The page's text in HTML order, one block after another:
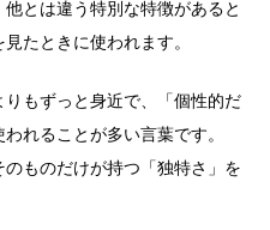
他とは違う特別な特徴があると
たときに使われます。
もずっと身近で、「個性的だ
れることが多い言葉です。
ものだけが持つ「独特さ」を